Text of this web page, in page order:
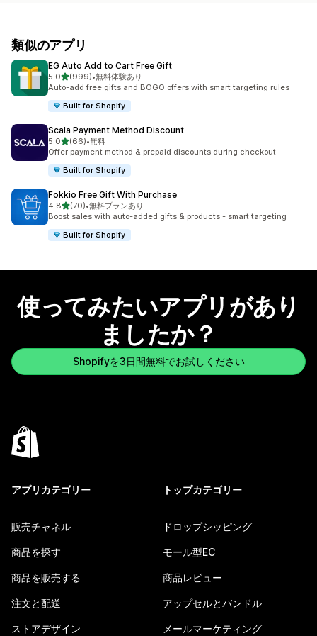
類似のアプリ
EG Auto Add to Cart Free Gift
5.05つ星中
(999)
合計レビュー数：999件
•無料体験あり
Auto-add free gifts and BOGO offers with smart targeting rules
Built for Shopify
Scala Payment Method Discount
5.05つ星中
(66)
合計レビュー数：66件
•無料
Offer payment method & prepaid discounts during checkout
Built for Shopify
Fokkio Free Gift With Purchase
4.85つ星中
(70)
合計レビュー数：70件
•無料プランあり
Boost sales with auto-added gifts & products - smart targeting
Built for Shopify
使ってみたいアプリがあり
ましたか？
Shopifyを3日間無料でお試しください
アプリカテゴリー
販売チャネル
商品を探す
商品を販売する
注文と配送
ストアデザイン
トップカテゴリー
ドロップシッピング
モール型EC
商品レビュー
アップセルとバンドル
メールマーケティング